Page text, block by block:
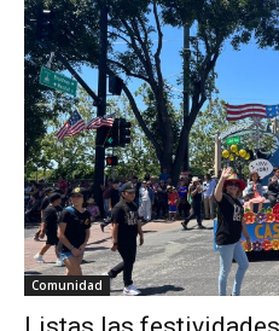
Comunidad